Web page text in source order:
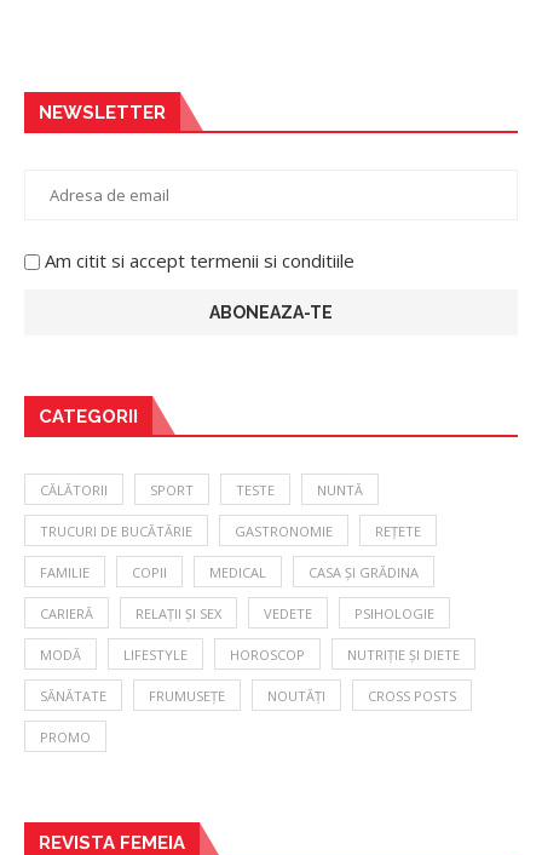
NEWSLETTER
Am citit si accept termenii si conditiile
CATEGORII
CĂLĂTORII SPORT TESTE NUNTĂ
TRUCURI DE BUCĂTĂRIE GASTRONOMIE REȚETE
FAMILIE COPII MEDICAL CASA ȘI GRĂDINA
CARIERĂ RELAȚII ȘI SEX VEDETE PSIHOLOGIE
MODĂ LIFESTYLE HOROSCOP NUTRIȚIE ȘI DIETE
SĂNĂTATE FRUMUSEȚE NOUTĂȚI CROSS POSTS
PROMO
REVISTA FEMEIA